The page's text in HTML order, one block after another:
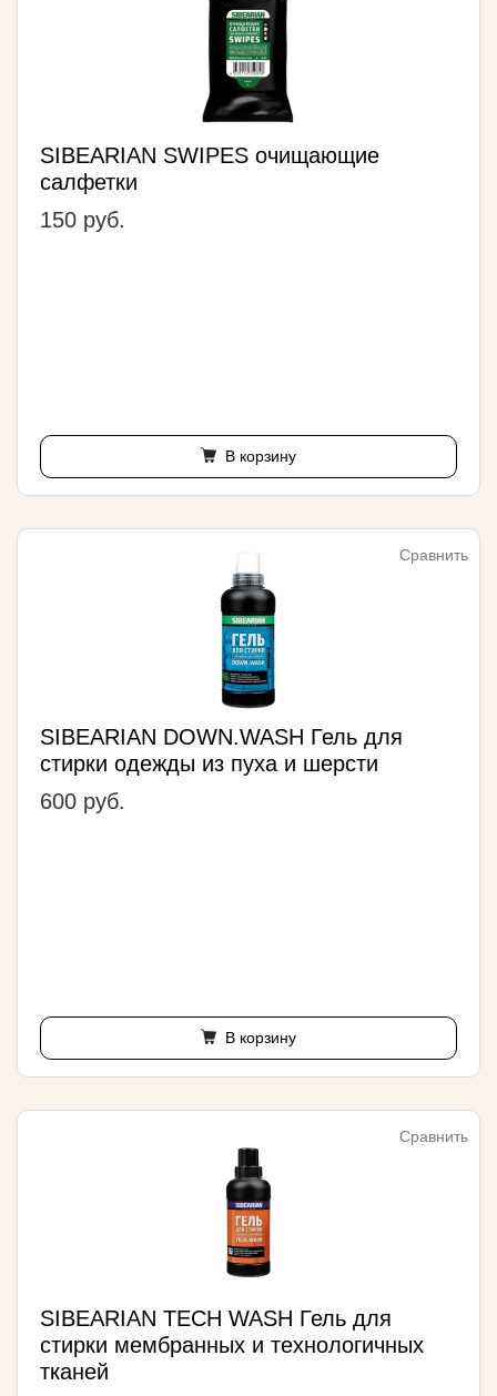
SIBEARIAN SWIPES очищающие
салфетки
150 руб.
В корзину
Сравнить
SIBEARIAN DOWN.WASH Гель для
стирки одежды из пуха и шерсти
600 руб.
В корзину
Сравнить
SIBEARIAN TECH WASH Гель для
стирки мембранных и технологичных
тканей